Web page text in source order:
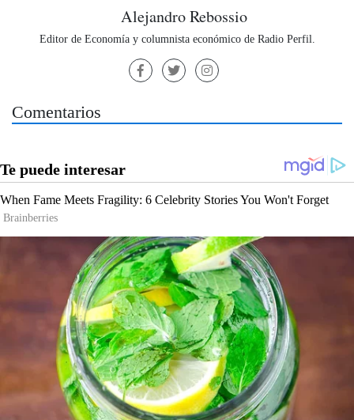
Alejandro Rebossio
Editor de Economía y columnista económico de Radio Perfil.
Comentarios